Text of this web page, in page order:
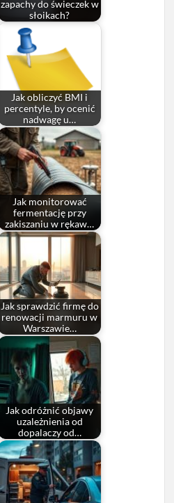
zapachy do świeczek w
słoikach?
Jak obliczyć BMI i
percentyle, by ocenić
nadwagę u…
Jak monitorować
fermentację przy
zakiszaniu w rękaw…
Jak sprawdzić firmę do
renowacji marmuru w
Warszawie…
Jak odróżnić objawy
uzależnienia od
dopalaczy od…